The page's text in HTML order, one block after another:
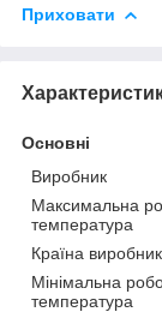
Приховати
Основні
Виробник
Максимальна
температура
Країна виробник
Мінімальна
температура